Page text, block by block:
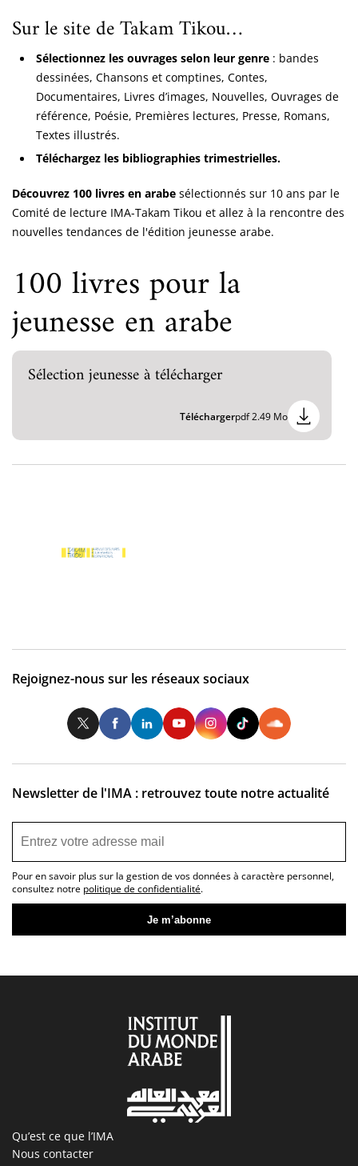
Sur le site de Takam Tikou…
Sélectionnez les ouvrages selon leur genre : bandes
dessinées, Chansons et comptines, Contes,
Documentaires, Livres d’images, Nouvelles, Ouvrages de
référence, Poésie, Premières lectures, Presse, Romans,
Textes illustrés.
Téléchargez les bibliographies trimestrielles.
Découvrez 100 livres en arabe sélectionnés sur 10 ans par le
Comité de lecture IMA-Takam Tikou et allez à la rencontre des
nouvelles tendances de l'édition jeunesse arabe.
100 livres pour la
jeunesse en arabe
Sélection jeunesse à télécharger
Téléchargerpdf 2.49 Mo
Rejoignez-nous sur les réseaux sociaux
TwitterFacebookLinkedInYoutubeInstagram
Newsletter de l'IMA : retrouvez toute notre actualité
Pour en savoir plus sur la gestion de vos données à caractère personnel,
consultez notre politique de confidentialité.
Qu’est ce que l’IMA
Nous contacter